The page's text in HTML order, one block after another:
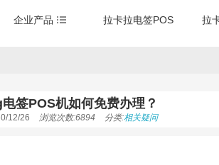
企业产品 拉卡拉电签POS 拉
签POS机如何免费办理？
12/26 浏览次数:6894 分类:相关疑问